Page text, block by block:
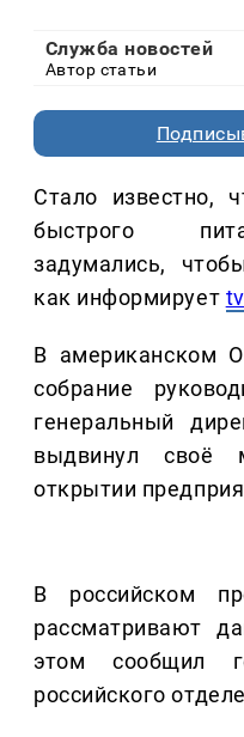
Служба новостей
Автор статьи
Стало известно,
быстрого
задумались,
как информирует
В американском
собрание
генеральный
выдвинул своё
открытии
В российском
рассматривают
этом сообщил
российского